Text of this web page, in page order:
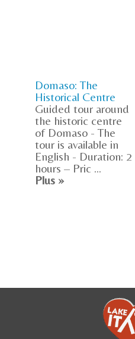
Domaso: The
Historical Centre
Guided tour around
the historic centre
of Domaso - The
tour is available in
English - Duration: 2
hours – Pric ...
Plus »